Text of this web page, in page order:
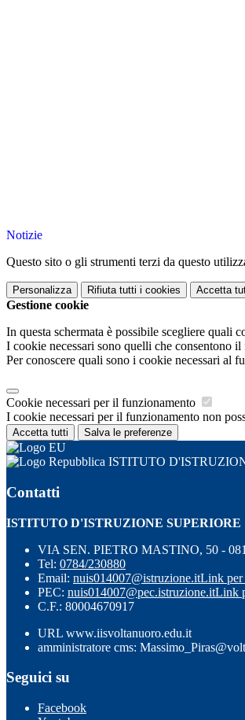
Notizie
Questo sito o gli strumenti terzi da questo
Personalizza Rifiuta tutti i cookies Accetta
Gestione cookie
In questa schermata è possibile scegliere quali
I cookie necessari sono quelli che consentono
Per conoscere quali sono i cookie necessari al
Cookie necessari per il funzionamento
I cookie necessari per il funzionamento non
Accetta tutti Salva le preferenze
ISTITUTO
Contatti
ISTITUTO D'ISTRUZIONE
VIA SEN. PIETRO MASTINO, 50 -
Tel: 0784/230880
Email: nuis014007@istruzione.itLink per
PEC: nuis014007@pec.istruzione.itLink
C.F.: 80004670917
URL www.iisvoltanuoro.edu.it
amministratore cms:
Seguici su
Facebook